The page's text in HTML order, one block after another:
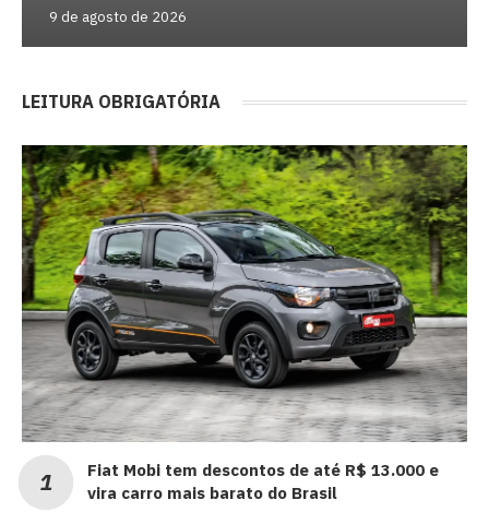
9 de agosto de 2026
LEITURA OBRIGATÓRIA
Fiat Mobi tem descontos de até R$ 13.000 e
vira carro mais barato do Brasil